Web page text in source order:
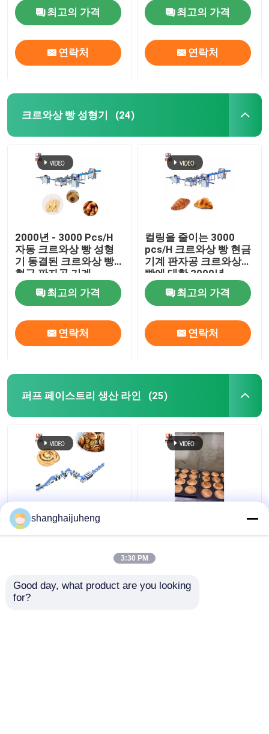
년
최고의 가격
연락처
최고의 가격
연락처
크르와상 빵 성형기 (24)
2000년 - 3000 Pcs/H
자동 크르와상 빵 성형
기 동결된 크르와상 빵
현금 판자공 기계
최고의 가격
연락처
컬링을 줄이는 3000
pcs/H 크르와상 빵 현금
기계 판자공 크르와상
빵에 대한 2000년
pcs/H
최고의 가격
연락처
퍼프 페이스트리 생산 라인 (25)
상업용 고 용량 자동 펄
프 페이스트리 생산 라
12000 pcs/H 높은 생산
shanghaijuheng
3:30 PM
Good day, what product are you looking
for?